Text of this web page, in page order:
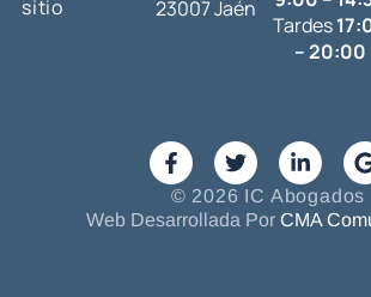
sitio
23007 Jaén
Tardes
– 20:00
© 2026 IC Abogados
Web Desarrollada Por CMA